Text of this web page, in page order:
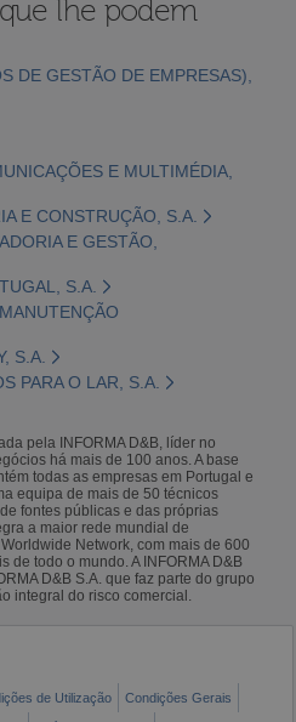
lhe podem
DE GESTÃO DE EMPRESAS),
E MULTIMÉDIA,
E CONSTRUÇÃO, S.A.
E GESTÃO,
S.A.
S.A.
PARA O LAR, S.A.
pela INFORMA D&B, líder no
há mais de 100 anos. A base
todas as empresas em Portugal e
equipa de mais de 50 técnicos
fontes públicas e das próprias
a maior rede mundial de
Network, com mais de 600
de todo o mundo. A INFORMA D&B
D&B S.A. que faz parte do grupo
integral do risco comercial.
de Utilização
Condições Gerais